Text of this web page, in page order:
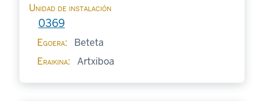
Unidad de instalación
0369
Egoera
Beteta
Eraikina
Artxiboa